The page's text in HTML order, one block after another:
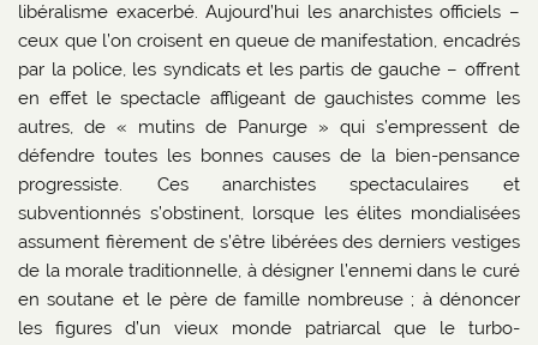
libéralisme exacerbé. Aujourd’hui les anarchistes officiels –
ceux que l’on croisent en queue de manifestation, encadrés
par la police, les syndicats et les partis de gauche – offrent
en effet le spectacle affligeant de gauchistes comme les
autres, de « mutins de Panurge » qui s’empressent de
défendre toutes les bonnes causes de la bien-pensance
progressiste. Ces anarchistes spectaculaires et
subventionnés s’obstinent, lorsque les élites mondialisées
assument fièrement de s’être libérées des derniers vestiges
de la morale traditionnelle, à désigner l’ennemi dans le curé
en soutane et le père de famille nombreuse ; à dénoncer
les figures d’un vieux monde patriarcal que le turbo-